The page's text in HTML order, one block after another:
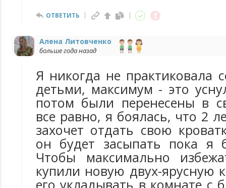
ОТВЕТИТЬ
Алена Литовченко
больше года назад
Я никогда не практиковала
детьми, максимум - это
потом были перенесены в
все равно, я боялась, что 2
захочет отдать свою
он будет засыпать пока я
Чтобы максимально
купили новую двух-ярусную
его укладывать в комнате с